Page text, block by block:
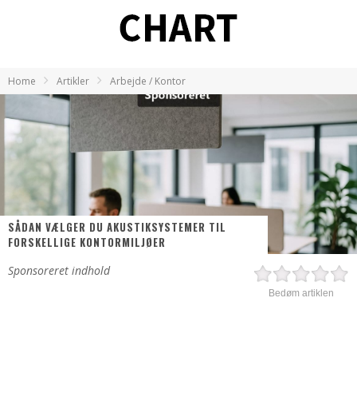
Home Artikler Arbejde / Kontor
SÅDAN VÆLGER DU AKUSTIKSYSTEMER TIL
FORSKELLIGE KONTORMILJØER
Bedøm artiklen
Sponsoreret indhold